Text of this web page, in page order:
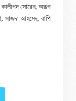
কালীপদ সোরেন, অরূপ
সাজদা আহমেদ, বাপি